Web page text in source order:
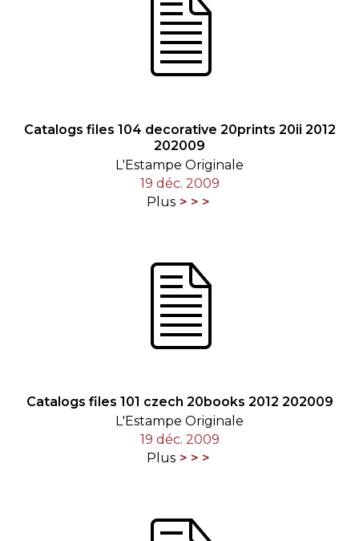
Catalogs files 104 decorative 20prints 20ii 2012
202009
L'Estampe Originale
19 déc. 2009
Plus
Catalogs files 101 czech 20books 2012 202009
L'Estampe Originale
19 déc. 2009
Plus